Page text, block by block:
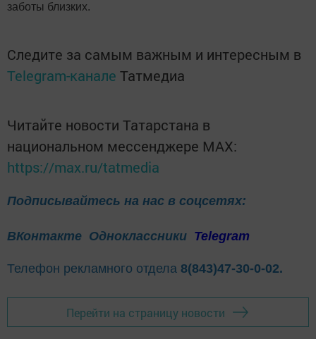
заботы близких.
Следите за самым важным и интересным в
Telegram-канале Татмедиа
Читайте новости Татарстана в
национальном мессенджере MАХ:
https://max.ru/tatmedia
Подписывайтесь на нас в соцсетях:
ВКонтакте Одноклассники Telegram
Телефон рекламного отдела 8(843)47-30-0-02.
Перейти на страницу новости